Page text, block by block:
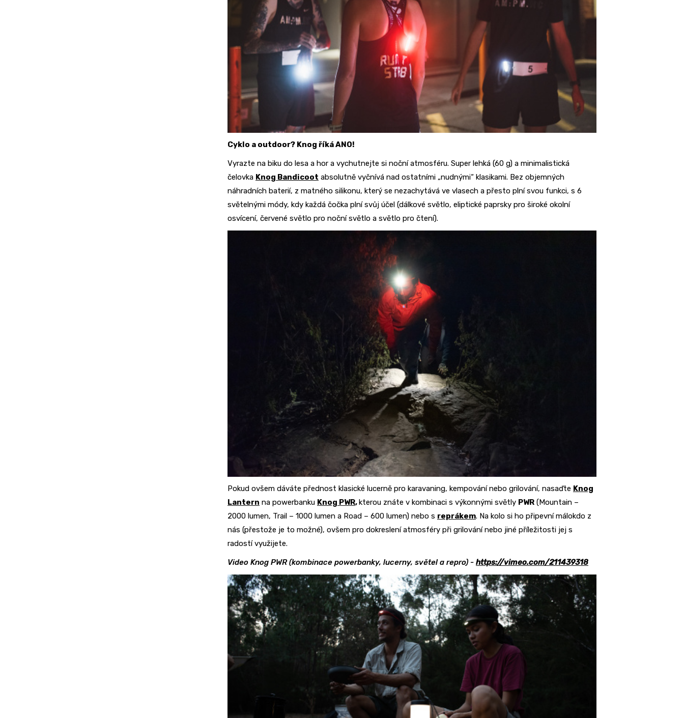
Cyklo a outdoor? Knog říká ANO!
Vyrazte na biku do lesa a hor a vychutnejte si noční atmosféru. Super lehká (60 g) a minimalistická
čelovka Knog Bandicoot absolutně vyčnívá nad ostatními „nudnými“ klasikami. Bez objemných
náhradních baterií, z matného silikonu, který se nezachytává ve vlasech a přesto plní svou funkci, s 6
světelnými módy, kdy každá čočka plní svůj účel (dálkové světlo, eliptické paprsky pro široké okolní
osvícení, červené světlo pro noční světlo a světlo pro čtení).
Pokud ovšem dáváte přednost klasické lucerně pro karavaning, kempování nebo grilování, nasaďte Knog
Lantern na powerbanku Knog PWR, kterou znáte v kombinaci s výkonnými světly PWR (Mountain –
2000 lumen, Trail – 1000 lumen a Road – 600 lumen) nebo s reprákem. Na kolo si ho připevní málokdo z
nás (přestože je to možné), ovšem pro dokreslení atmosféry při grilování nebo jiné příležitosti jej s
radostí využijete.
Video Knog PWR (kombinace powerbanky, lucerny, světel a repro) - https://vimeo.com/211439318